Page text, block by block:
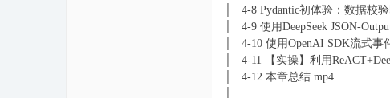
│ 4-8 Pydantic初体验：数据校
│ 4-9 使用DeepSeek JSON-
│ 4-10 使用OpenAI SDK流式事
│ 4-11 【实操】利用
│ 4-12 本章总结.mp4